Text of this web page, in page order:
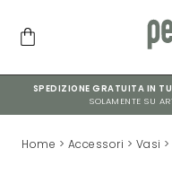
SPEDIZIONE GRATUITA IN
SOLAMENTE SU
Home > Accessori > Vasi >